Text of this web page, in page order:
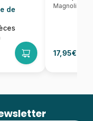
de
Magnolia
17,95€